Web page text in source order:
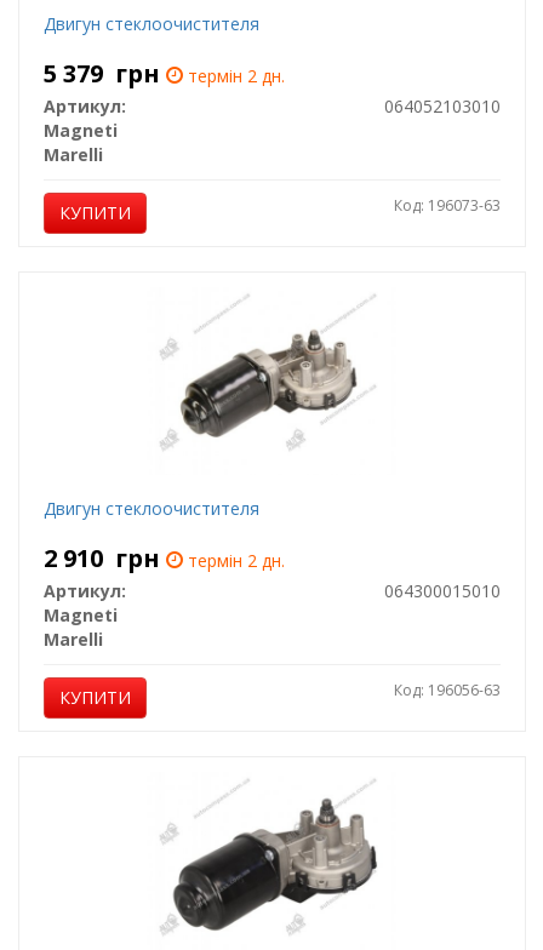
Двигун стеклоочистителя
5 379 грн
термін 2 дн.
Артикул:
064052103010
Magneti
Marelli
КУПИТИ Код: 196073-63
Двигун стеклоочистителя
2 910 грн
термін 2 дн.
Артикул:
064300015010
Magneti
Marelli
КУПИТИ Код: 196056-63